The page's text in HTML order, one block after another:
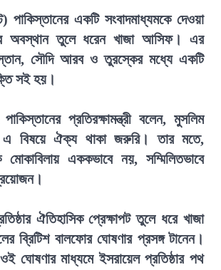
একটি সংবাদমাধ্যমকে দেওয়া
অবস্থান তুলে ধরেন খাজা আসিফ। এর
সৌদি আরব ও তুরস্কের মধ্যে একটি
সই হয়।
প্রতিরক্ষামন্ত্রী বলেন, মুসলিম
এ বিষয়ে ঐক্য থাকা জরুরি। তার মতে,
মোকাবিলায় এককভাবে নয়, সম্মিলিতভাবে
ঐতিহাসিক প্রেক্ষাপট তুলে ধরে খাজা
ব্রিটিশ বালফোর ঘোষণার প্রসঙ্গ টানেন।
ঘোষণার মাধ্যমে ইসরায়েল প্রতিষ্ঠার পথ